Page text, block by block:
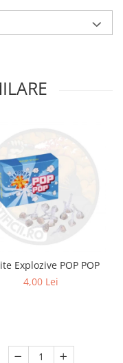
Explozive POP POP
4,00 Lei